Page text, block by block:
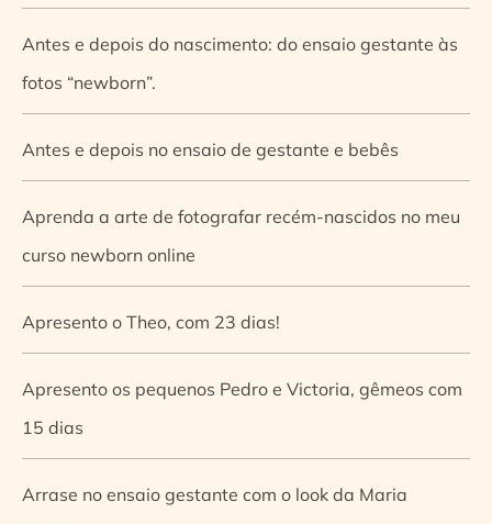
Antes e depois do nascimento: do ensaio gestante às
fotos “newborn”.
Antes e depois no ensaio de gestante e bebês
Aprenda a arte de fotografar recém-nascidos no meu
curso newborn online
Apresento o Theo, com 23 dias!
Apresento os pequenos Pedro e Victoria, gêmeos com
15 dias
Arrase no ensaio gestante com o look da Maria